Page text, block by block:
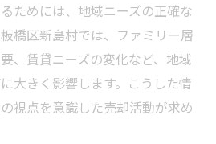
ためには、地域ニーズの正確な
橋区新島村では、ファミリー層
、賃貸ニーズの変化など、地域
大きく影響します。こうした情
視点を意識した売却活動が求め